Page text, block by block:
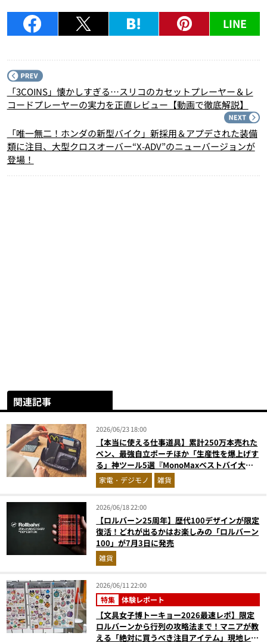
LINE
「3COINS」懐かしすぎる…スリコのカセットプレーヤー＆レ
コードプレーヤーの実力を正直レビュー【動画で徹底解説】
「唯一無二！ホンダの新型バイク」新採用＆アプデされた装備
類に注目、大型クロスオーバー“X-ADV”のニューバージョンが
登場！
関連記事
2026/06/23 18:00
【本当に使える仕事道具】累計250万本売れた
ペン、最強自立ポーチほか「生産性を爆上げす
る」神ツール5選『MonoMaxベストバイ大
賞』
家電・デジモノ 雑貨
2026/06/18 22:00
【ロルバーン25周年】歴代100デザインが限定
復活！どれが出るかはお楽しみの「ロルバーン
100」が7月3日に発売
雑貨
2026/06/11 22:00
特集 体験レポート
【文具女子博トーキョー2026最速レポ】限定
ロルバーンから行列の攻略法まで！マニアが教
える「絶対に買うべき注目アイテム」現地レポ